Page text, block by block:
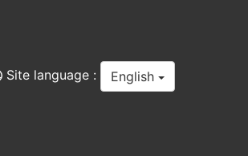
Site language : English